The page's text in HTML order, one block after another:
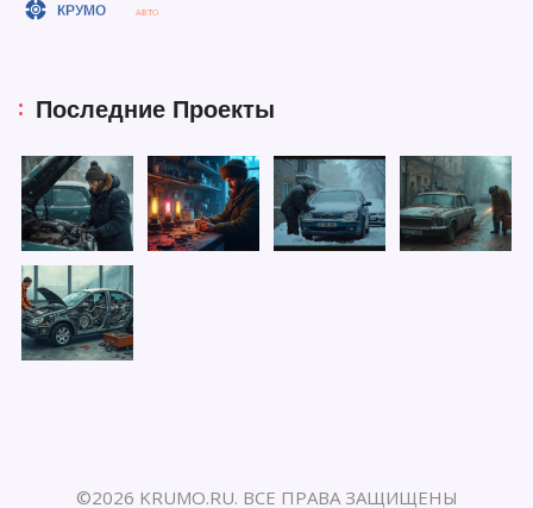
Последние Проекты
©2026 KRUMO.RU. ВСЕ ПРАВА ЗАЩИЩЕНЫ